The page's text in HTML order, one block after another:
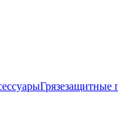
Грязезащитные